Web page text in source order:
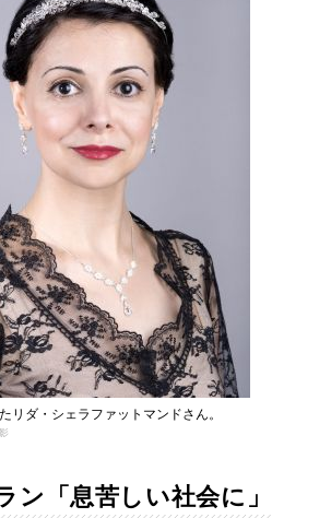
リダ・シェラファットマンドさん。
ン「息苦しい社会に」